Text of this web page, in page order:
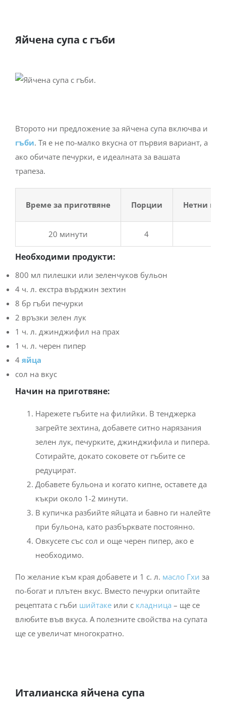
Яйчена супа с гъби
Второто ни предложение за яйчена супа включва и
гъби. Тя е не по-малко вкусна от първия вариант, а
ако обичате печурки, е идеалната за вашата
трапеза.
Време за приготвяне Порции Нетни
20 минути 4
Необходими продукти:
800 мл пилешки или зеленчуков бульон
4 ч. л. екстра върджин зехтин
8 бр гъби печурки
2 връзки зелен лук
1 ч. л. джинджифил на прах
1 ч. л. черен пипер
4 яйца
сол на вкус
Начин на приготвяне:
Нарежете гъбите на филийки. В тенджерка
загрейте зехтина, добавете ситно нарязания
зелен лук, печурките, джинджифила и пипера.
Сотирайте, докато соковете от гъбите се
редуцират.
Добавете бульона и когато кипне, оставете да
къкри около 1-2 минути.
В купичка разбийте яйцата и бавно ги налейте
при бульона, като разбърквате постоянно.
Овкусете със сол и още черен пипер, ако е
необходимо.
По желание към края добавете и 1 с. л. масло Гхи за
по-богат и плътен вкус. Вместо печурки опитайте
рецептата с гъби шийтакеили с кладница – ще се
влюбите във вкуса. А полезните свойства на супата
ще се увеличат многократно.
Италианска яйчена супа